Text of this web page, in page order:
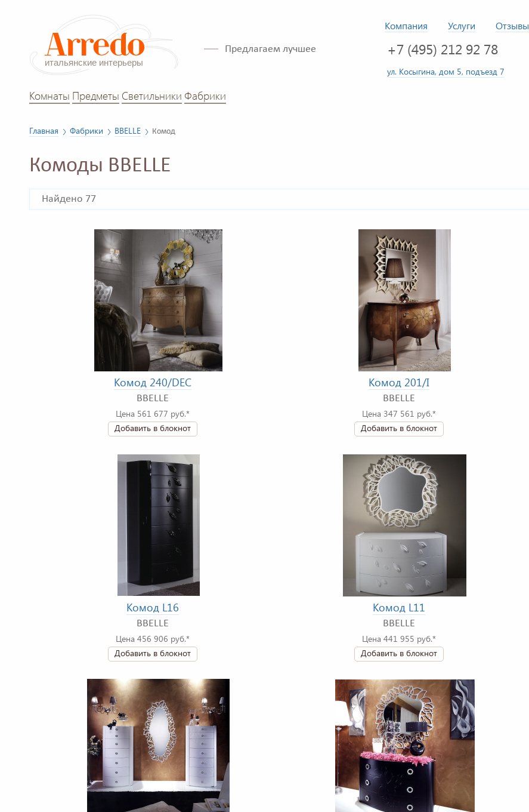
Компания Услуги Отзывы
Предлагаем лучшее +7 (495) 212 92 78
ул. Косыгина, дом 5, подъезд 7
Комнаты Предметы Светильники Фабрики
Главная Фабрики BBELLE Комод
Комоды BBELLE
Найдено 77
Комод 240/DEC
BBELLE
Цена 561 677 руб.*
Добавить в блокнот
Комод 201/I
BBELLE
Цена 347 561 руб.*
Добавить в блокнот
Комод L16
BBELLE
Цена 456 906 руб.*
Добавить в блокнот
Комод L11
BBELLE
Цена 441 955 руб.*
Добавить в блокнот